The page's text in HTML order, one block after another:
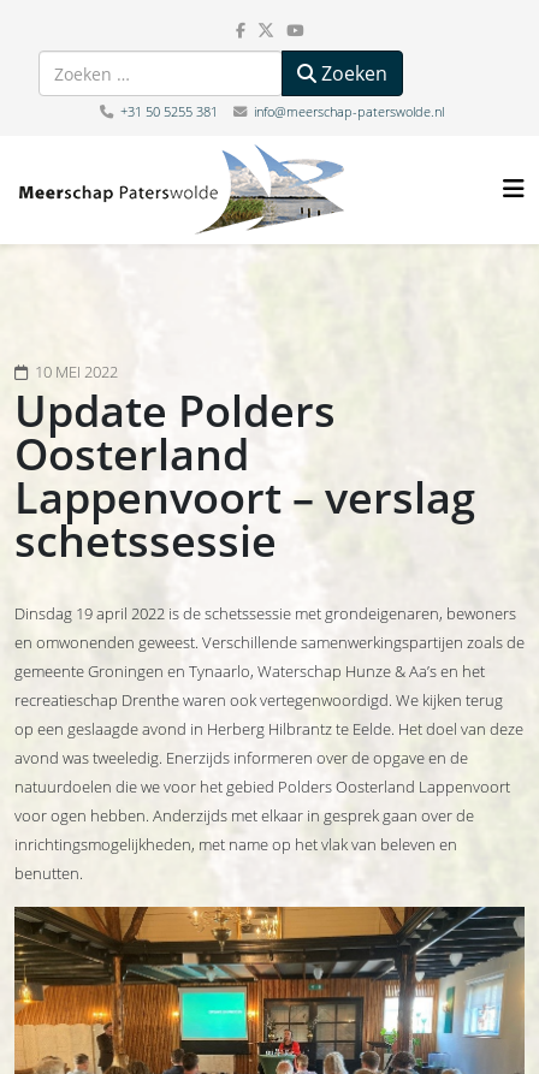
Zoeken Zoeken
+31 50 5255 381 info@meerschap-paterswolde.nl
10 MEI 2022
Update Polders
Oosterland
Lappenvoort – verslag
schetssessie
Dinsdag 19 april 2022 is de schetssessie met grondeigenaren, bewoners
en omwonenden geweest. Verschillende samenwerkingspartijen zoals de
gemeente Groningen en Tynaarlo, Waterschap Hunze & Aa’s en het
recreatieschap Drenthe waren ook vertegenwoordigd. We kijken terug
op een geslaagde avond in Herberg Hilbrantz te Eelde. Het doel van deze
avond was tweeledig. Enerzijds informeren over de opgave en de
natuurdoelen die we voor het gebied Polders Oosterland Lappenvoort
voor ogen hebben. Anderzijds met elkaar in gesprek gaan over de
inrichtingsmogelijkheden, met name op het vlak van beleven en
benutten.